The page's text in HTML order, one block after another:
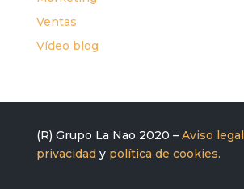
Ventas
Vídeo blog
(R) Grupo La Nao 2020 – Aviso legal
privacidady política de cookies.